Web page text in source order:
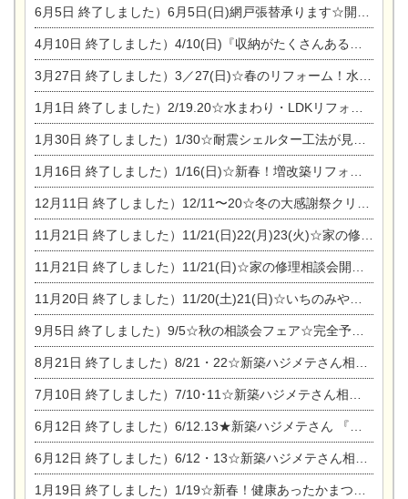
6月5日 終了しました）6月5日(日)網戸張替承ります☆開催！
4月10日 終了しました）4/10(日)『収納がたくさんあるおうち現場見学会』
3月27日 終了しました）3／27(日)☆春のリフォーム！水まわりLDKリフォーム相談会&今がチャンス！エアコン相談会
1月1日 終了しました）2/19.20☆水まわり・LDKリフォーム相談会＆エアコン相談会
1月30日 終了しました）1/30☆耐震シェルター工法が見れる完成見学会
1月16日 終了しました）1/16(日)☆新春！増改築リフォーム&家の修理まつり
12月11日 終了しました）12/11〜20☆冬の大感謝祭クリスマス相談会開催
11月21日 終了しました）11/21(日)22(月)23(火)☆家の修理まつり＆増改築リフォーム相談会
11月21日 終了しました）11/21(日)☆家の修理相談会開催 in 扶桑オークビレッジ
11月20日 終了しました）11/20(土)21(日)☆いちのみや逸品市に出店します【ひのきのバラ販売】
9月5日 終了しました）9/5☆秋の相談会フェア☆完全予約制
8月21日 終了しました）8/21・22☆新築ハジメテさん相談会 『集まれ！農地に家を建てたい人！』
7月10日 終了しました）7/10･11☆新築ハジメテさん相談会 『集まれ！農地に家を建てたい人！』完全予約制
6月12日 終了しました）6/12.13★新築ハジメテさん 『木の家 現場体感見学会』
6月12日 終了しました）6/12・13☆新築ハジメテさん相談会『今ある土地に家を建てる際の注意点』
1月19日 終了しました）1/19☆新春！健康あったかまつり＆増改築リフォームまつり